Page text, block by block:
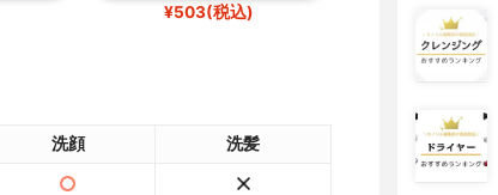
¥503(税込)
洗顔 洗髪